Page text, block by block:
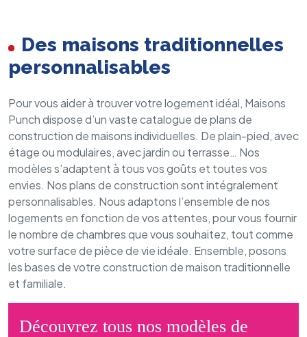
Des maisons traditionnelles
personnalisables
Pour vous aider à trouver votre logement idéal, Maisons
Punch dispose d’un vaste catalogue de plans de
construction de maisons individuelles. De plain-pied, avec
étage ou modulaires, avec jardin ou terrasse… Nos
modèles s’adaptent à tous vos goûts et toutes vos
envies. Nos plans de construction sont intégralement
personnalisables. Nous adaptons l’ensemble de nos
logements en fonction de vos attentes, pour vous fournir
le nombre de chambres que vous souhaitez, tout comme
votre surface de pièce de vie idéale. Ensemble, posons
les bases de votre construction de maison traditionnelle
et familiale.
Découvrez tous nos modèles de